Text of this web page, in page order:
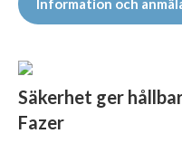
Information och
Säkerhet ger
Fazer